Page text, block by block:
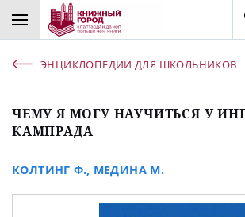
ЭНЦИКЛОПЕДИИ ДЛЯ ШКОЛЬНИКОВ
ЧЕМУ Я МОГУ НАУЧИТЬСЯ У
КАМПРАДА
КОЛТИНГ Ф., МЕДИНА М.